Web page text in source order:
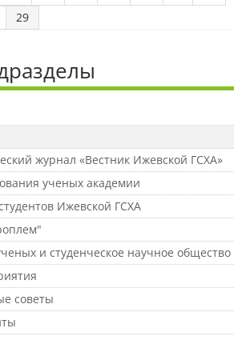
данных
о проверках
коррупции
терроризму
29
журнал «Вестник Ижевской ГСХА»
ученых академии
Ижевской ГСХА
и студенческое научное общество
советы